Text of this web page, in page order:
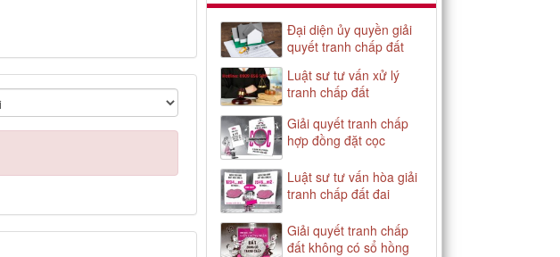
Đại diện ủy quyền giải
quyết tranh chấp đất
Luật sư tư vấn xử lý
tranh chấp đất
Giải quyết tranh chấp
hợp đồng đặt cọc
Luật sư tư vấn hòa giải
tranh chấp đất đai
Giải quyết tranh chấp
đất không có sổ hồng